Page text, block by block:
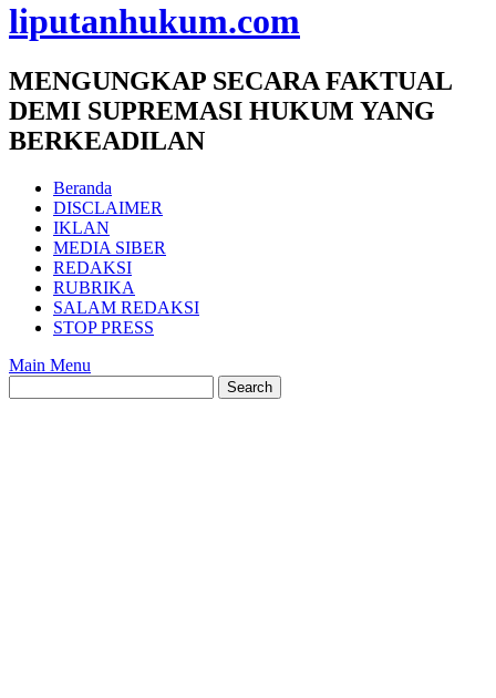
liputanhukum.com
MENGUNGKAP SECARA FAKTUAL
DEMI SUPREMASI HUKUM YANG
BERKEADILAN
Beranda
DISCLAIMER
IKLAN
MEDIA SIBER
REDAKSI
RUBRIKA
SALAM REDAKSI
STOP PRESS
Main Menu